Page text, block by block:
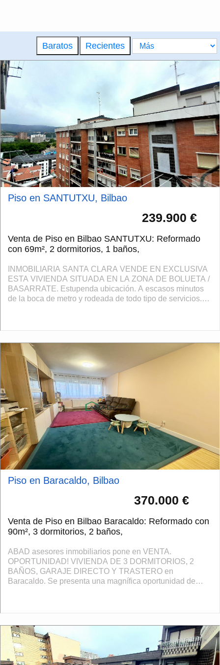
Baratos Recientes
Piso en SANTUTXU, Bilbao
239.900 €
Venta de Piso en Bilbao SANTUTXU: Reformado
con 69m², 2 dormitorios, 1 baños,
INMOBILIARIA SANTA CLARA VENDE EN EXCLUSIVA
ESTA VIVIENDA SITUADA EN LA ZONA DE BOLUETA /
BASARRATE. Estupenda ubicación. A escasos minutos
de la boca de metro y rodeada de todo tipo de servicios.
Piso en Baracaldo, Bilbao
370.000 €
Venta de Piso en Bilbao Baracaldo: Reformado con
90m², 3 dormitorios, 2 baños,
ABAD asesores inmobiliarios pone en VENTA.
OPORTUNIDAD! VIVIENDA DE 3 DORMITORIOS, 2
BAÑOS, GARAJE DIRECTO Y TRASTERO en
Baracaldo. Se presenta una magnífica oportunidad de